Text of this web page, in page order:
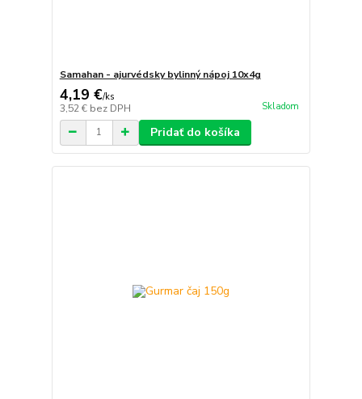
Samahan - ajurvédsky bylinný nápoj 10x4g
4,19 €/ks
3,52 € bez DPH Skladom
Pridať do košíka